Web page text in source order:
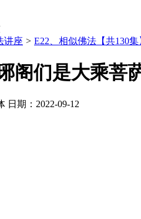
讲座 > E22、相似佛法【共130集
阁们是大乘菩
日期：2022-09-12